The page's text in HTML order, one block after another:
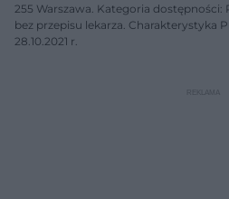
255 Warszawa. Kategoria
bez przepisu lekarza. Charakterystyka
28.10.2021 r.